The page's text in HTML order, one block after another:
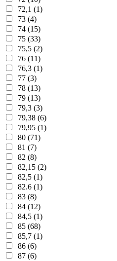
72,1 (1)
73 (4)
74 (15)
75 (33)
75,5 (2)
76 (11)
76,3 (1)
77 (3)
78 (13)
79 (13)
79,3 (3)
79,38 (6)
79,95 (1)
80 (71)
81 (7)
82 (8)
82,15 (2)
82,5 (1)
82.6 (1)
83 (8)
84 (12)
84,5 (1)
85 (68)
85,7 (1)
86 (6)
87 (6)